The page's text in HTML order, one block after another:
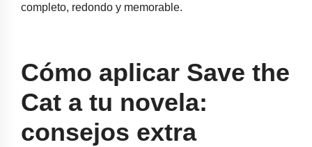
completo, redondo y memorable.
Cómo aplicar Save the
Cat a tu novela:
consejos extra